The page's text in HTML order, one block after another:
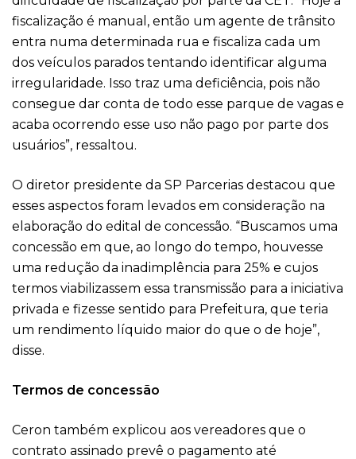
fiscalização é manual, então um agente de trânsito
entra numa determinada rua e fiscaliza cada um
dos veículos parados tentando identificar alguma
irregularidade. Isso traz uma deficiência, pois não
consegue dar conta de todo esse parque de vagas e
acaba ocorrendo esse uso não pago por parte dos
usuários”, ressaltou.
O diretor presidente da SP Parcerias destacou que
esses aspectos foram levados em consideração na
elaboração do edital de concessão. “Buscamos uma
concessão em que, ao longo do tempo, houvesse
uma redução da inadimplência para 25% e cujos
termos viabilizassem essa transmissão para a iniciativa
privada e fizesse sentido para Prefeitura, que teria
um rendimento líquido maior do que o de hoje”,
disse.
Termos de concessão
Ceron também explicou aos vereadores que o
contrato assinado prevê o pagamento até